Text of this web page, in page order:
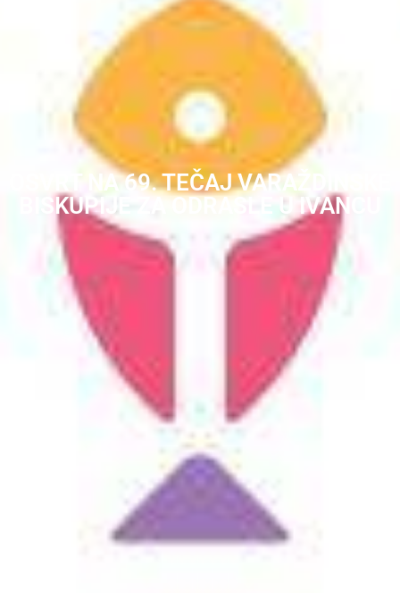
OSVRT NA 69. TEČAJ VARAŽDINSKE
BISKUPIJE ZA ODRASLE U IVANCU